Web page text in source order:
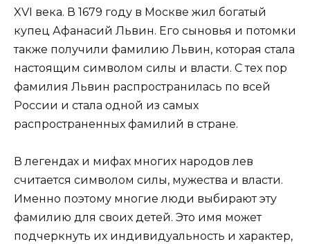
XVI века. В 1679 году в Москве жил богатый
купец Афанасий Львин. Его сыновья и потомки
также получили фамилию Львин, которая стала
настоящим символом силы и власти. С тех пор
фамилия Львин распространилась по всей
России и стала одной из самых
распространенных фамилий в стране.
В легендах и мифах многих народов лев
считается символом силы, мужества и власти.
Именно поэтому многие люди выбирают эту
фамилию для своих детей. Это имя может
подчеркнуть их индивидуальность и характер,